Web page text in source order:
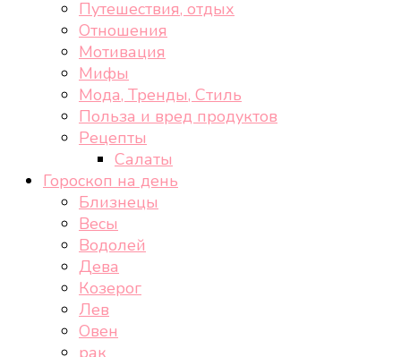
Путешествия, отдых
Отношения
Мотивация
Мифы
Мода, Тренды, Стиль
Польза и вред продуктов
Рецепты
Салаты
Гороскоп на день
Близнецы
Весы
Водолей
Дева
Козерог
Лев
Овен
рак